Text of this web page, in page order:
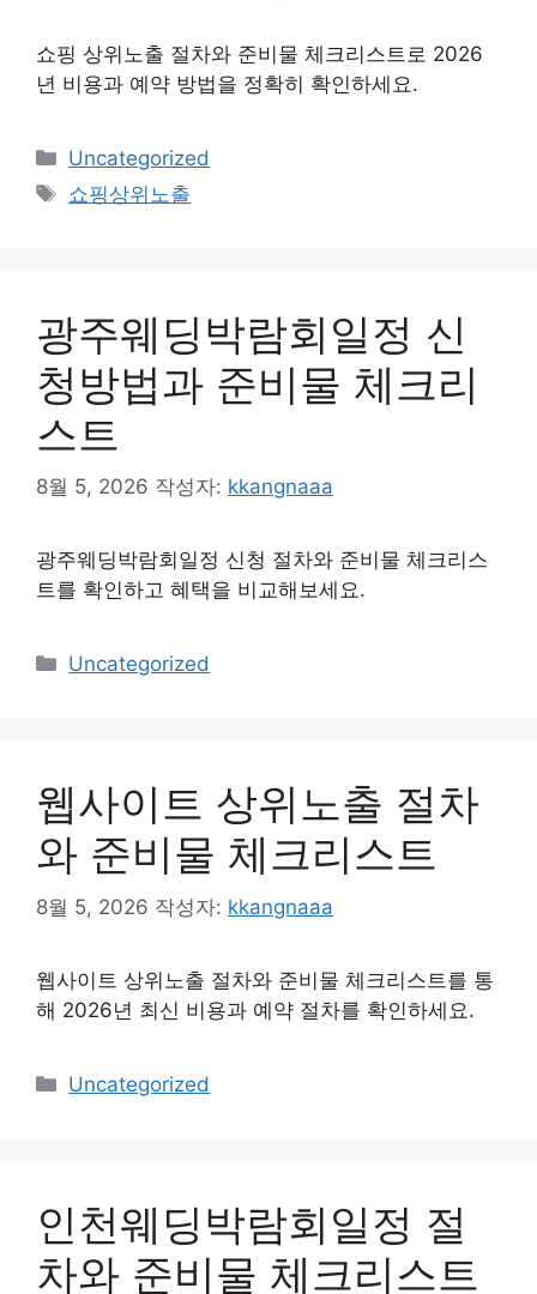
쇼핑 상위노출 절차와 준비물 체크리스트로 2026
년 비용과 예약 방법을 정확히 확인하세요.
카
테
Uncategorized
태
쇼핑상위노출
광주웨딩박람회일정 신
청방법과 준비물 체크리
스트
8월 5, 2026 작성자: kkangnaaa
광주웨딩박람회일정 신청 절차와 준비물 체크리스
트를 확인하고 혜택을 비교해보세요.
카
Uncategorized
웹사이트 상위노출 절차
와 준비물 체크리스트
8월 5, 2026 작성자: kkangnaaa
웹사이트 상위노출 절차와 준비물 체크리스트를 통
해 2026년 최신 비용과 예약 절차를 확인하세요.
카
Uncategorized
인천웨딩박람회일정 절
차와 준비물 체크리스트